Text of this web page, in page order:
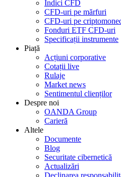
Indici CFD
CFD-uri pe mărfuri
CFD-uri pe
Fonduri ETF CFD-uri
Specificații instrumente
Piață
Acțiuni corporative
Cotații live
Rulaje
Market news
Sentimentul clienților
Despre noi
OANDA Group
Carieră
Altele
Documente
Blog
Securitate cibernetică
Actualizări